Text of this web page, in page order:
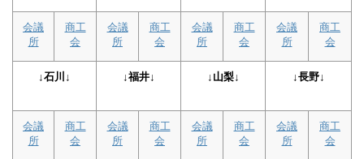
会議
所
商工
会
会議
所
商工
会
会議
所
商工
会
会議
所
商工
会
↓石川↓ ↓福井↓ ↓山梨↓ ↓長野↓
会議
所
商工
会
会議
所
商工
会
会議
所
商工
会
会議
所
商工
会